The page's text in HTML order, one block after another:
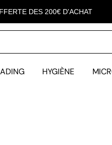
DES 200€ D'ACHAT
HYGIÈNE